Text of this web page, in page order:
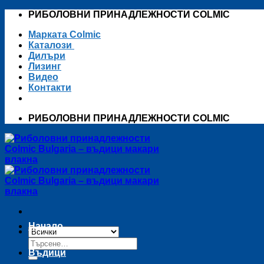
Skip
content
РИБОЛОВНИ ПРИНАДЛЕЖНОСТИ COLMIC
Марката Colmic
Каталози
Дилъри
Лизинг
Видео
Контакти
РИБОЛОВНИ ПРИНАДЛЕЖНОСТИ COLMIC
Търсене
за:
Начало
Въдици